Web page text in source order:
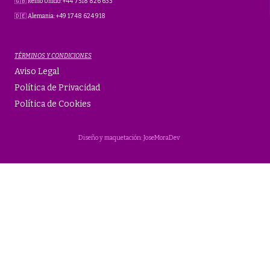
🇩🇪 Alemania: +49 1748 624 918
TÉRMINOS Y CONDICIONES
Aviso Legal
Política de Privacidad
Política de Cookies
Diseño y maquetación: JoseMoraDev